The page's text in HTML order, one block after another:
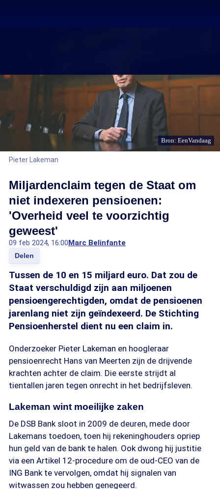
Bron: EenVandaag
Pieter Lakeman
Miljardenclaim tegen de Staat om
niet indexeren pensioenen:
'Overheid veel te voorzichtig
geweest'
09 feb 2024, 16:00Marc Belinfante
Delen
Tussen de 10 en 15 miljard euro. Dat zou de
Staat verschuldigd zijn aan miljoenen
pensioengerechtigden, omdat de pensioenen
jarenlang niet zijn geïndexeerd. De Stichting
Pensioenherstel dient nu een claim in.
Onderzoeker Pieter Lakeman en hoogleraar
pensioenrecht Hans van Meerten zijn de drijvende
krachten achter de claim. Die eerste strijdt al
tientallen jaren tegen onrecht in het bedrijfsleven.
Lakeman wint moeilijke zaken
De DSB Bank sloot in 2009 de deuren, mede door
Lakemans toedoen, toen hij rekeninghouders opriep
hun geld van de bank te halen. Ook dwong hij justitie
via een Artikel 12-procedure om de oud-CEO van de
ING Bank te vervolgen, omdat hij signalen van
witwassen zou hebben genegeerd.